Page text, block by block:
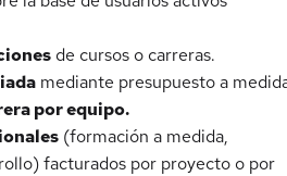
de cursos o carreras.
mediante presupuesto a
por equipo.
(formación a medida,
facturados por proyecto o por